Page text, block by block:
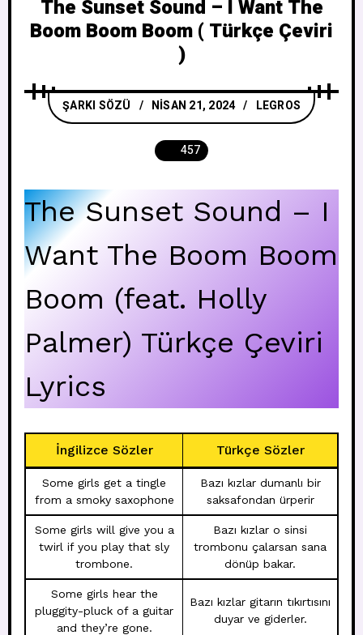
The Sunset Sound – I Want The
Boom Boom Boom ( Türkçe Çeviri
)
ŞARKI SÖZÜ NISAN 21, 2024 LEGROS
457
The Sunset Sound – I
Want The Boom Boom
Boom (feat. Holly
Palmer) Türkçe Çeviri
Lyrics
İngilizce Sözler Türkçe Sözler
Some girls get a tingle
from a smoky saxophone
Bazı kızlar dumanlı bir
saksafondan ürperir
Some girls will give you a
twirl if you play that sly
trombone.
Bazı kızlar o sinsi
trombonu çalarsan sana
dönüp bakar.
Some girls hear the
pluggity-pluck of a guitar
and they’re gone.
Bazı kızlar gitarın tıkırtısını
duyar ve giderler.